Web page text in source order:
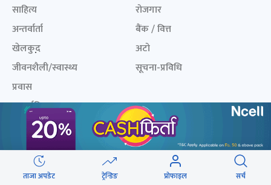
ताजा अपडेट ट्रेन्डिङ प्रोफाइल सर्च
साहित्य
अन्तर्वार्ता
खेलकुद़़
जीवनशैली/स्वास्थ्य
प्रवास
अन्तर्राष्ट्रिय
रोजगार
बैंक / वित्त
अटो
सूचना-प्रविधि
खेलकुद लाईभ
एनपीएल २०८१
ICC Men T20 World Cup
अनलाइनखबर सूची
नेपालका ५० प्रभावशाली
महिला २०८२